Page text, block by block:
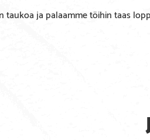
taukoa ja palaamme töihin taas